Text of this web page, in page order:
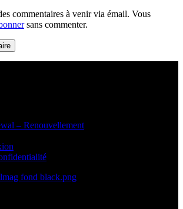
commentaires à venir via émail. Vous
sans commenter.
– Renouvellement